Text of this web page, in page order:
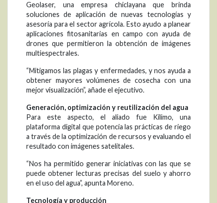
Geolaser, una empresa chiclayana que brinda
soluciones de aplicación de nuevas tecnologías y
asesoría para el sector agrícola. Esto ayudo a planear
aplicaciones fitosanitarias en campo con ayuda de
drones que permitieron la obtención de imágenes
multiespectrales.
“Mitigamos las plagas y enfermedades, y nos ayuda a
obtener mayores volúmenes de cosecha con una
mejor visualización”, añade el ejecutivo.
Generación, optimización y reutilización del agua
Para este aspecto, el aliado fue Kilimo, una
plataforma digital que potencia las prácticas de riego
a través de la optimización de recursos y evaluando el
resultado con imágenes satelitales.
“Nos ha permitido generar iniciativas con las que se
puede obtener lecturas precisas del suelo y ahorro
en el uso del agua”, apunta Moreno.
Tecnología y producción